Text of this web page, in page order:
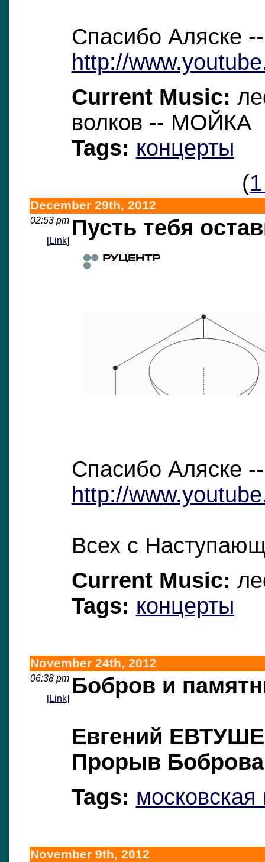
Спасибо Аляске --
http://
Current Music:
волков -- МОЙКА
Tags: концерты
(
December 29th, 2012
02:53 pm
[Link]
Пусть тебя
Спасибо Аляске --
http://
Всех с
Current Music:
Tags: концерты
November 24th, 2012
06:38 pm
[Link]
Бобров и
Евгений
Прорыв Боброва
Tags:
November 9th, 2012